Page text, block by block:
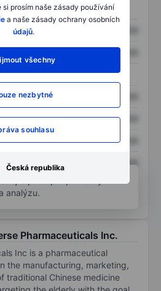
prosím naše zásady používání
a naše zásady ochrany osobních
údajů.
všechny
nezbytné
souhlasu
Česká republika
XXXXXXX
XXXXXXX
XXXXXXX XXXXXXX
XXXXXXX XXXXXXX
XXXXXXX
XXXXXXX
analýzu.
Pharmaceuticals Inc.
Inc is a pharmaceutical
the manufacturing, marketing,
traditional Chinese medicine